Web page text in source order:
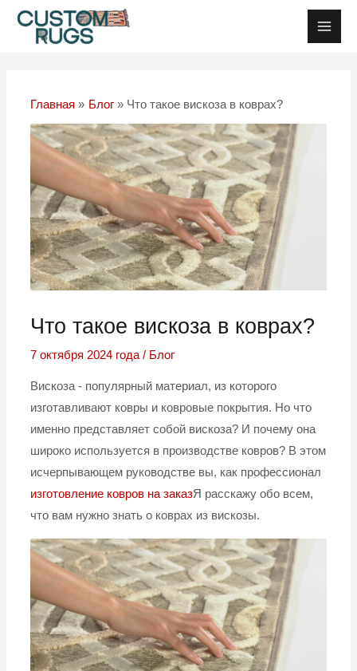
Перейти
Главная Блог Что такое вискоза в коврах?
Что такое вискоза в коврах?
7 октября 2024 года/ Блог
Вискоза - популярный материал, из которого
изготавливают ковры и ковровые покрытия. Но что
именно представляет собой вискоза? И почему она
широко используется в производстве ковров? В этом
исчерпывающем руководстве вы, как профессионал
изготовление ковров на заказЯ расскажу обо всем,
что вам нужно знать о коврах из вискозы.
Post
navigation